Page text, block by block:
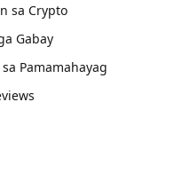
sa Crypto
Gabay
Pamamahayag